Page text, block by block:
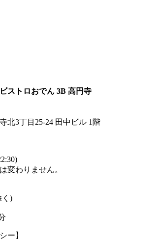
ストロおでん 3B 高円寺
北3丁目25-24 田中ビル 1階
変わりません。
く)
ー】